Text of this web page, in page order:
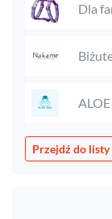
Dla
Przejdź do listy